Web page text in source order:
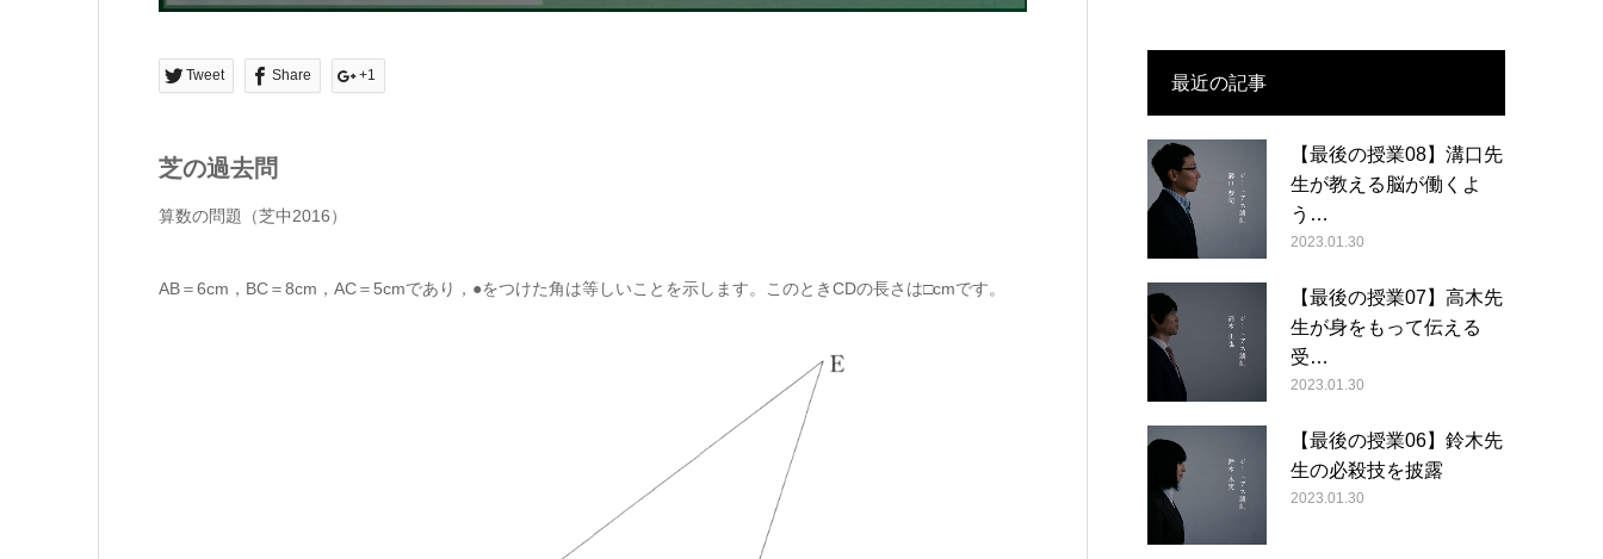
Tweet Share +1
芝の過去問
算数の問題（芝中2016）
AB＝6cm，BC＝8cm，AC＝5cmであり，●をつけた角は等しいことを示します。このときCDの長さは□cmです。
最近の記事
【最後の授業08】溝口先
生が教える脳が働くよ
う…
2023.01.30
【最後の授業07】高木先
生が身をもって伝える
受…
2023.01.30
【最後の授業06】鈴木先
生の必殺技を披露
2023.01.30